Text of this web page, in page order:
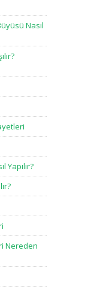
Nasıl
Yapılır?
Nereden